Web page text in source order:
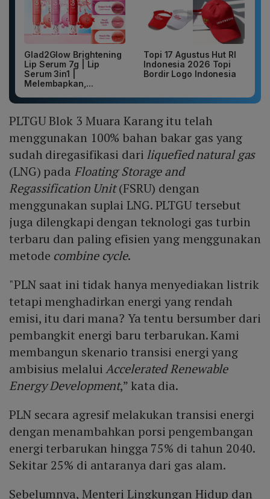
Glad2Glow Brightening
Lip Serum 7g | Lip
Serum 3in1 |
Melembapkan,...
Topi 17 Agustus Hut RI
Indonesia 2026 Topi
Bordir Logo Indonesia
PLTGU Blok 3 Muara Karang itu telah
menggunakan 100% bahan bakar gas yang
sudah diregasifikasi dari liquefied natural gas
(LNG) pada Floating Storage and
Regassification Unit(FSRU) dengan
menggunakan suplai LNG. PLTGU tersebut
juga dilengkapi dengan teknologi gas turbin
terbaru dan paling efisien yang menggunakan
metode combine cycle.
"PLN saat ini tidak hanya menyediakan listrik
tetapi menghadirkan energi yang rendah
emisi, itu dari mana? Ya tentu bersumber dari
pembangkit energi baru terbarukan. Kami
membangun skenario transisi energi yang
ambisius melaluiAccelerated Renewable
Energy Development,” kata dia.
PLN secara agresif melakukan transisi energi
dengan menambahkan porsi pengembangan
energi terbarukan hingga 75% di tahun 2040.
Sekitar 25% di antaranya dari gas alam.
Sebelumnya, Menteri Lingkungan Hidup dan